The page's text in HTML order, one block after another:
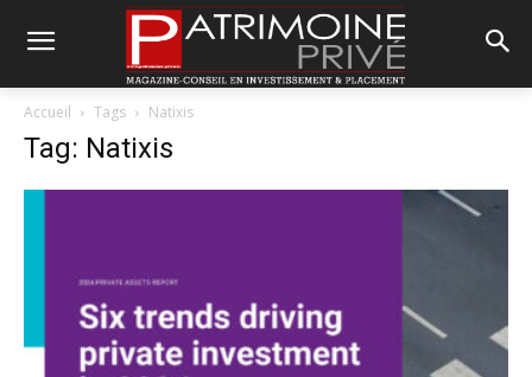
Accueil Tags Natixis
Tag: Natixis